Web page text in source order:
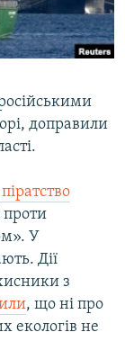
доправили
проти
У
Дії
з
, що ні про
екологів не